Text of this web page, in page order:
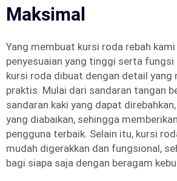
Maksimal
Yang membuat kursi roda rebah
penyesuaian yang tinggi serta fungsi
kursi roda dibuat dengan detail yang
praktis. Mulai dari sandaran tangan
sandaran kaki yang dapat
yang diabaikan, sehingga
pengguna terbaik. Selain itu, kursi
mudah digerakkan dan fungsional,
bagi siapa saja dengan beragam